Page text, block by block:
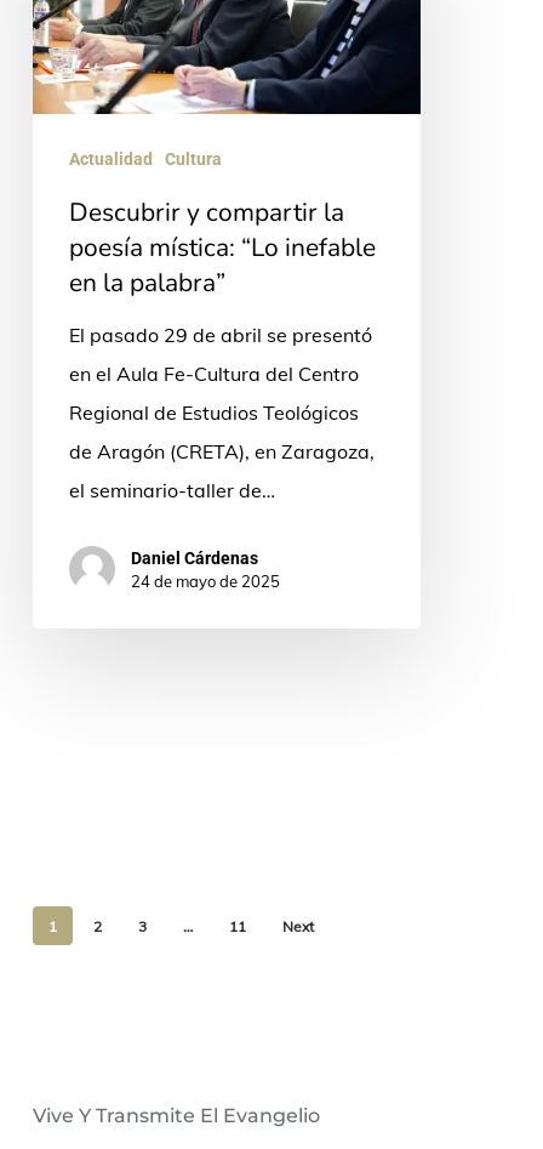
la
poesía
mística:
palabra”
Actualidad Cultura
Descubrir y compartir la
poesía mística: “Lo inefable
en la palabra”
El pasado 29 de abril se presentó
en el Aula Fe-Cultura del Centro
Regional de Estudios Teológicos
de Aragón (CRETA), en Zaragoza,
el seminario-taller de…
Daniel Cárdenas
24 de mayo de 2025
1 2 3 … 11 Next
Vive Y Transmite El Evangelio